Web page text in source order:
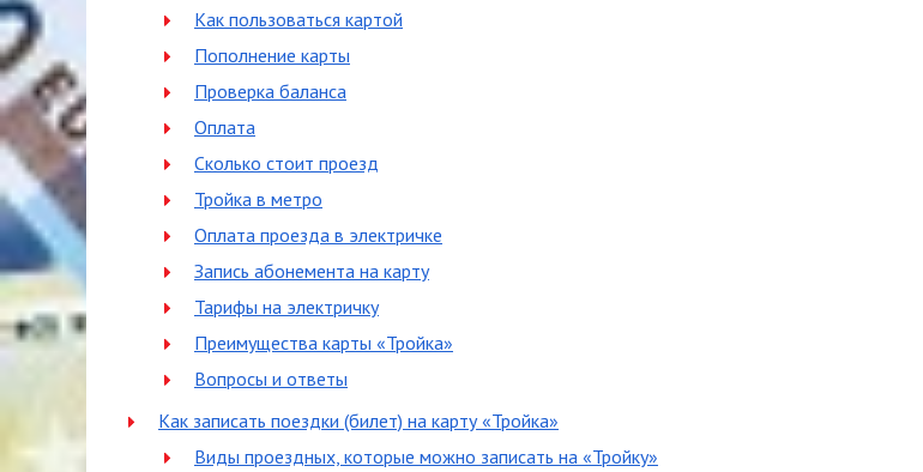
Как пользоваться картой
Пополнение карты
Проверка баланса
Оплата
Сколько стоит проезд
Тройка в метро
Оплата проезда в электричке
Запись абонемента на карту
Тарифы на электричку
Преимущества карты «Тройка»
Вопросы и ответы
Как записать поездки (билет) на карту «Тройка»
Виды проездных, которые можно записать на «Тройку»